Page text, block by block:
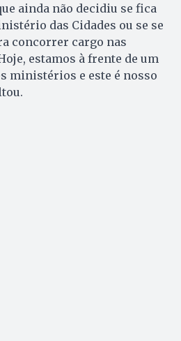
ainda não decidiu se fica
das Cidades ou se se
concorrer cargo nas
estamos à frente de um
ministérios e este é nosso